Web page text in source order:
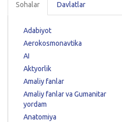
Sohalar Davlatlar
Adabiyot
Aerokosmonavtika
AI
Aktyorlik
Amaliy fanlar
Amaliy fanlar va Gumanitar
yordam
Anatomiya